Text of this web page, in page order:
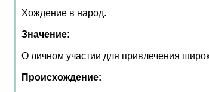
Хождение в народ.
Значение:
О личном участии для привлечения
Происхождение: